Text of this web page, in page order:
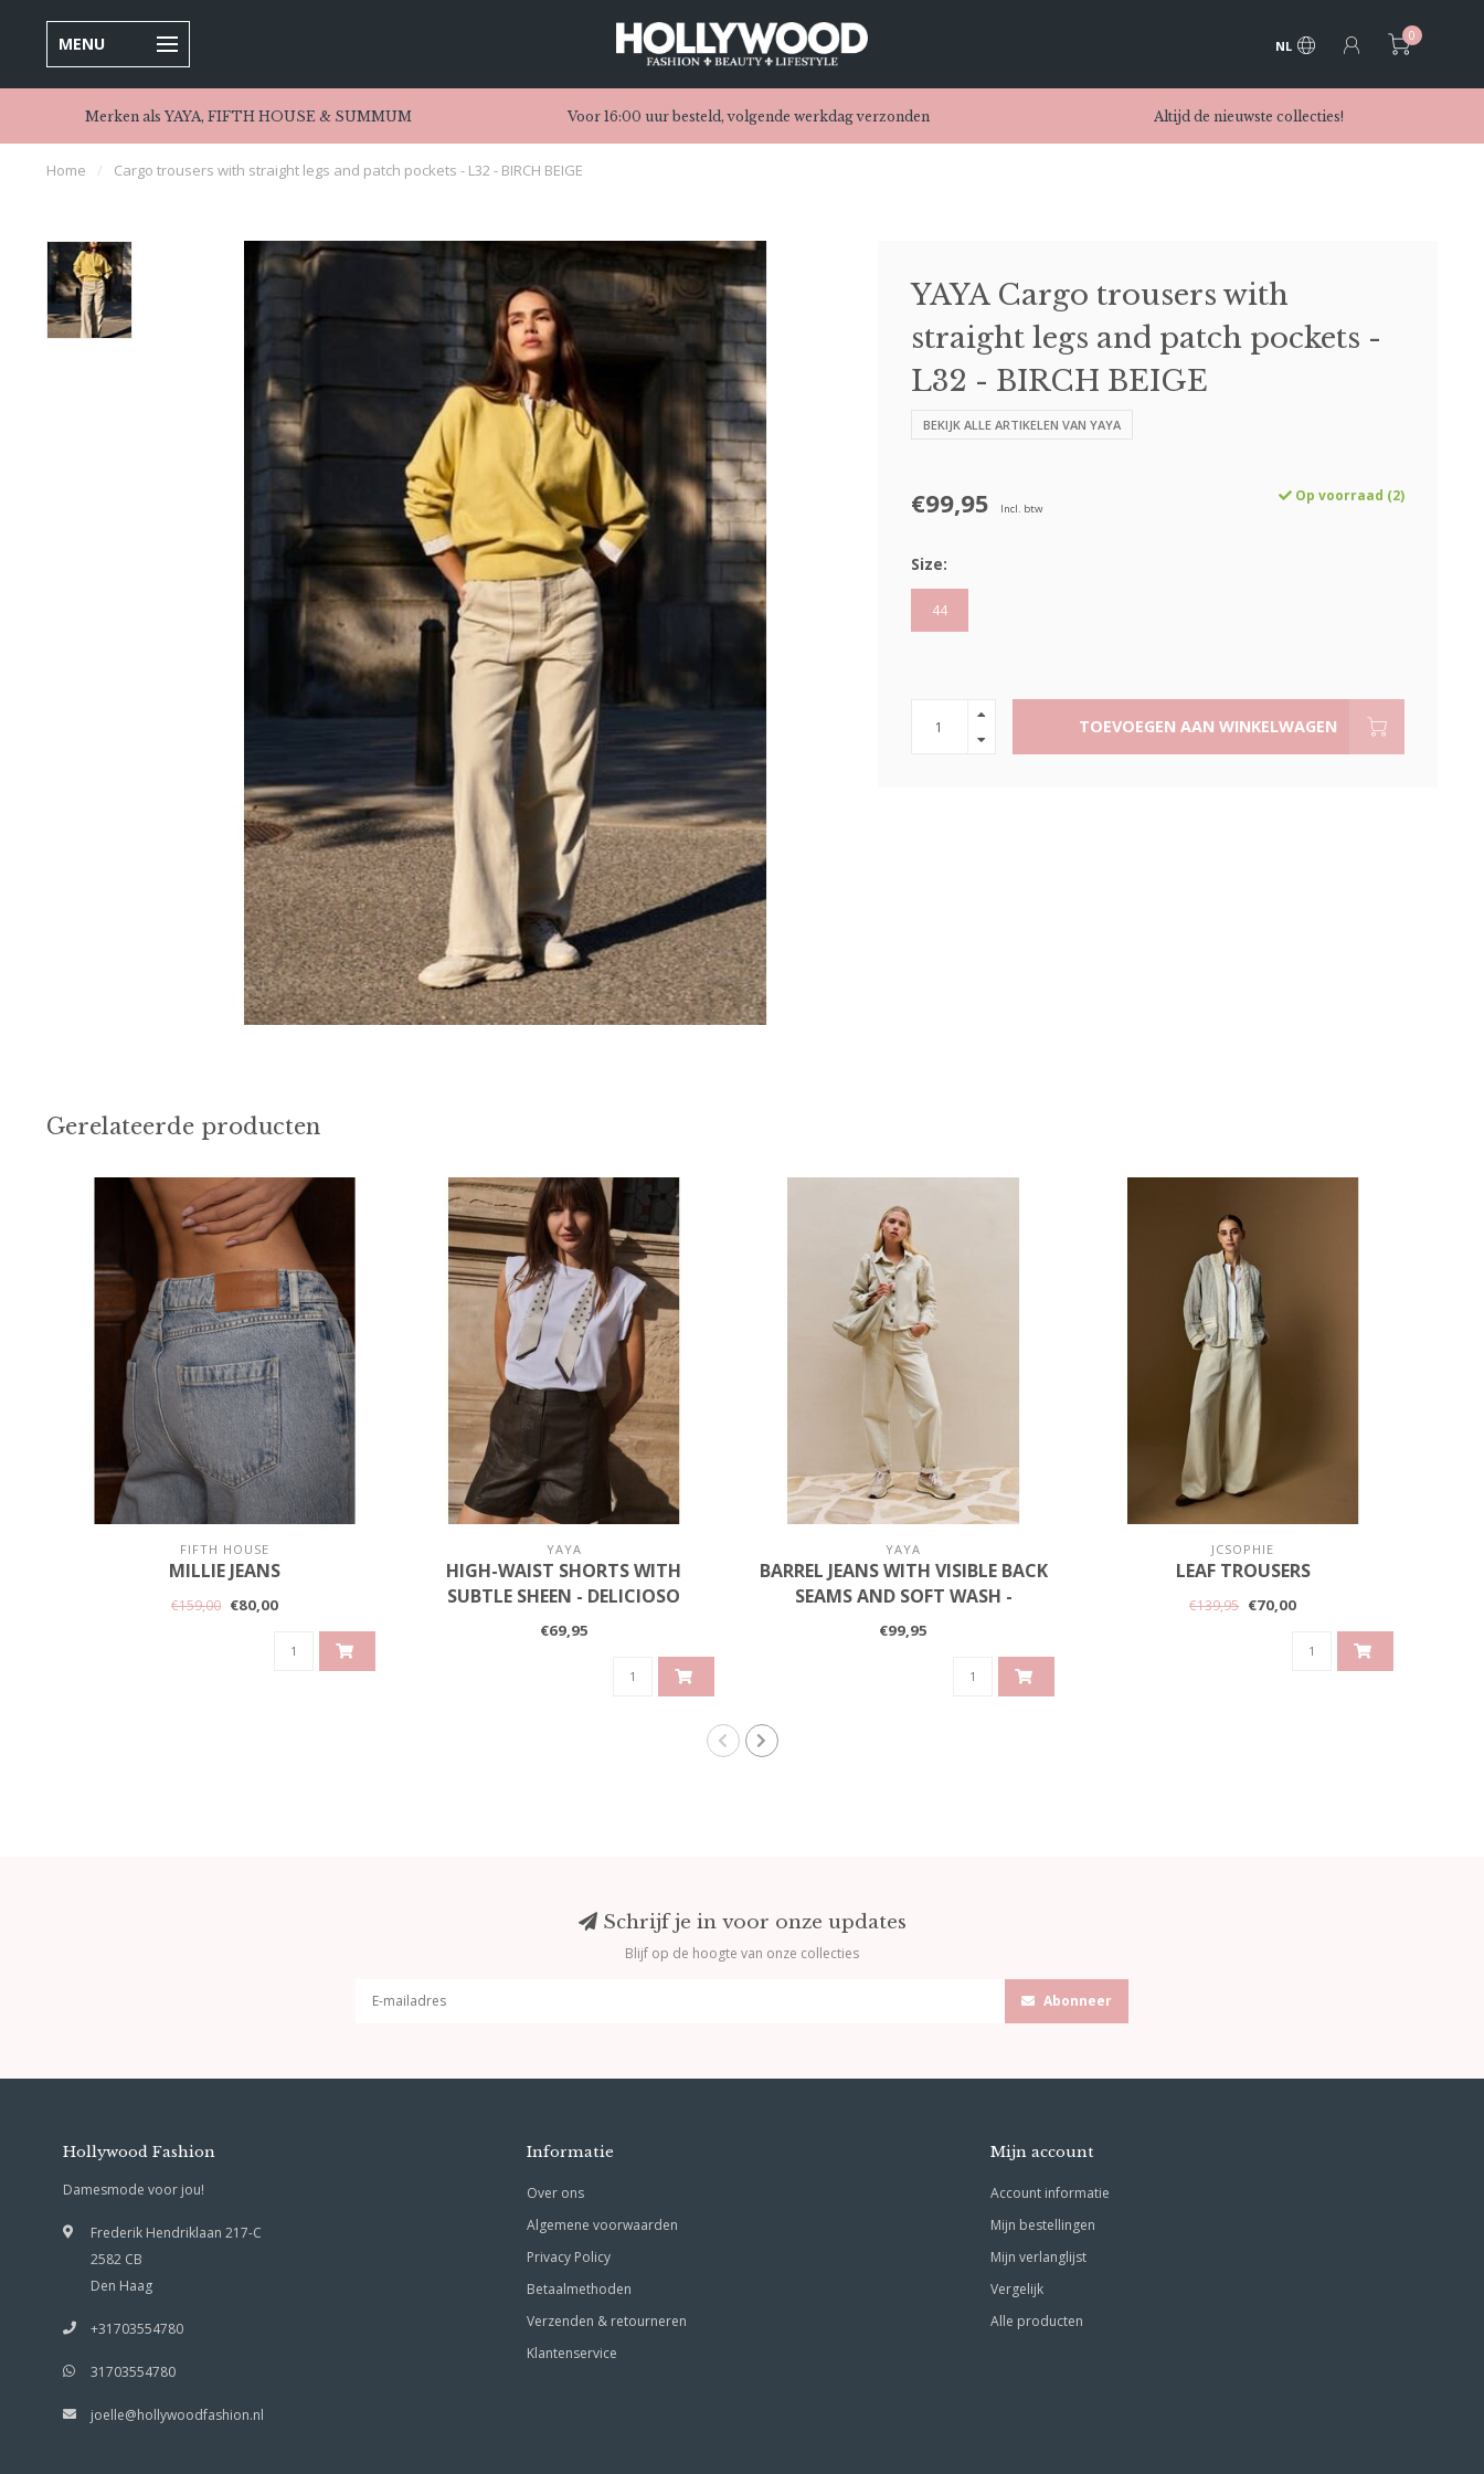
MENU NL
0
Merken als YAYA, FIFTH HOUSE & SUMMUM Voor 16:00 uur besteld, volgende werkdag verzonden Altijd de nieuwste collecties!
Home / Cargo trousers with straight legs and patch pockets - L32 - BIRCH BEIGE
YAYA Cargo trousers with
straight legs and patch pockets -
L32 - BIRCH BEIGE
BEKIJK ALLE ARTIKELEN VAN YAYA
€99,95 Incl. btw
Op voorraad (2)
Size:
44
TOEVOEGEN AAN WINKELWAGEN
Gerelateerde producten
FIFTH HOUSE
MILLIE JEANS
€159,00 €80,00
YAYA
HIGH-WAIST SHORTS WITH
SUBTLE SHEEN - DELICIOSO
BROWN
€69,95
YAYA
BARREL JEANS WITH VISIBLE BACK
SEAMS AND SOFT WASH -
SANDSTONE BEIGE
€99,95
JCSOPHIE
LEAF TROUSERS
€139,95 €70,00
Schrijf je in voor onze updates
Blijf op de hoogte van onze collecties
Abonneer
Hollywood Fashion
Damesmode voor jou!
Frederik Hendriklaan 217-C
2582 CB
Den Haag
+31703554780
31703554780
joelle@hollywoodfashion.nl
Informatie
Over ons
Algemene voorwaarden
Privacy Policy
Betaalmethoden
Verzenden & retourneren
Klantenservice
Mijn account
Account informatie
Mijn bestellingen
Mijn verlanglijst
Vergelijk
Alle producten